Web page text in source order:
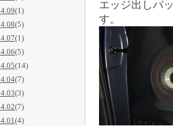
(1)
(5)
(1)
(5)
(14)
(7)
(3)
(7)
(4)
エッジ出しバ
す。